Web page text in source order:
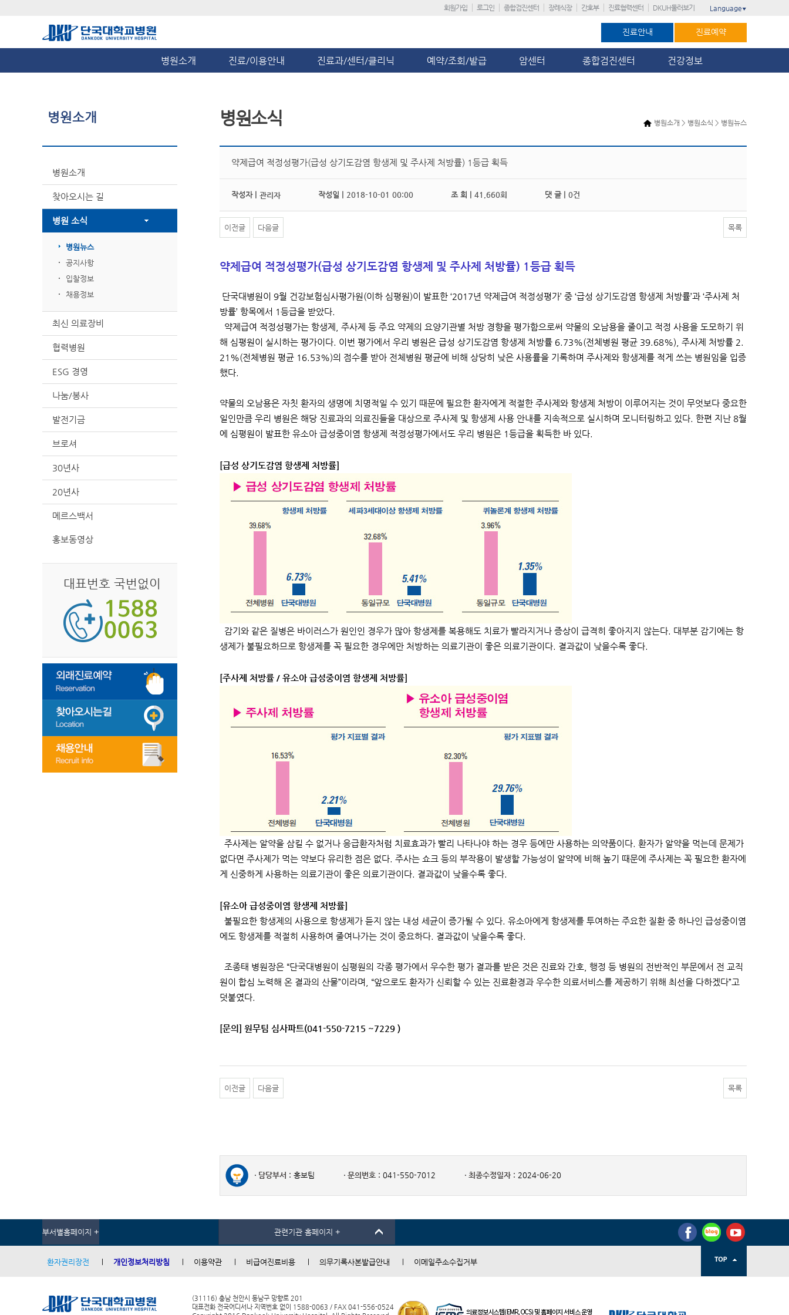
회원가입 로그인 종합검진센터 장례식장 간호부 진료협력센터 DKUH둘러보기 Language ▼
진료안내 진료예약
병원소개 진료/이용안내 진료과/센터/클리닉 예약/조회/발급 암센터 종합검진센터 건강정보
병원소개
병원소개
찾아오시는 길
병원 소식
병원뉴스
공지사항
입찰정보
채용정보
최신 의료장비
협력병원
ESG 경영
나눔/봉사
발전기금
브로셔
30년사
20년사
메르스백서
홍보동영상
대표번호 국번없이
병원소개 > 병원소식 > 병원뉴스
병원소식
약제급여 적정성평가(급성 상기도감염 항생제 및 주사제 처방률) 1등급 획득
작성자 | 관리자 작성일 | 2018-10-01 00:00 조 회 | 41,660회 댓 글 | 0건
이전글 다음글 목록
약제급여 적정성평가(급성 상기도감염 항생제 및 주사제 처방률) 1등급 획득
단국대병원이 9월 건강보험심사평가원(이하 심평원)이 발표한 ‘2017년 약제급여 적정성평가’ 중 ‘급성 상기도감염 항생제 처방률’과 ‘주사제 처
방률’ 항목에서 1등급을 받았다.
약제급여 적정성평가는 항생제, 주사제 등 주요 약제의 요양기관별 처방 경향을 평가함으로써 약물의 오남용을 줄이고 적정 사용을 도모하기 위
해 심평원이 실시하는 평가이다. 이번 평가에서 우리 병원은 급성 상기도감염 항생제 처방률 6.73%(전체병원 평균 39.68%), 주사제 처방률 2.
21%(전체병원 평균 16.53%)의 점수를 받아 전체병원 평균에 비해 상당히 낮은 사용률을 기록하며 주사제와 항생제를 적게 쓰는 병원임을 입증
했다.
약물의 오남용은 자칫 환자의 생명에 치명적일 수 있기 때문에 필요한 환자에게 적절한 주사제와 항생제 처방이 이루어지는 것이 무엇보다 중요한
일인만큼 우리 병원은 해당 진료과의 의료진들을 대상으로 주사제 및 항생제 사용 안내를 지속적으로 실시하며 모니터링하고 있다. 한편 지난 8월
에 심평원이 발표한 유소아 급성중이염 항생제 적정성평가에서도 우리 병원은 1등급을 획득한 바 있다.
[급성 상기도감염 항생제 처방률]
감기와 같은 질병은 바이러스가 원인인 경우가 많아 항생제를 복용해도 치료가 빨라지거나 증상이 급격히 좋아지지 않는다. 대부분 감기에는 항
생제가 불필요하므로 항생제를 꼭 필요한 경우에만 처방하는 의료기관이 좋은 의료기관이다. 결과값이 낮을수록 좋다.
[주사제 처방률 / 유소아 급성중이염 항생제 처방률]
주사제는 알약을 삼킬 수 없거나 응급환자처럼 치료효과가 빨리 나타나야 하는 경우 등에만 사용하는 의약품이다. 환자가 알약을 먹는데 문제가
없다면 주사제가 먹는 약보다 유리한 점은 없다. 주사는 쇼크 등의 부작용이 발생할 가능성이 알약에 비해 높기 때문에 주사제는 꼭 필요한 환자에
게 신중하게 사용하는 의료기관이 좋은 의료기관이다. 결과값이 낮을수록 좋다.
[유소아 급성중이염 항생제 처방률]
불필요한 항생제의 사용으로 항생제가 듣지 않는 내성 세균이 증가될 수 있다. 유소아에게 항생제를 투여하는 주요한 질환 중 하나인 급성중이염
에도 항생제를 적절히 사용하여 줄여나가는 것이 중요하다. 결과값이 낮을수록 좋다.
조종태 병원장은 “단국대병원이 심평원의 각종 평가에서 우수한 평가 결과를 받은 것은 진료와 간호, 행정 등 병원의 전반적인 부문에서 전 교직
원이 합심 노력해 온 결과의 산물”이라며, “앞으로도 환자가 신뢰할 수 있는 진료환경과 우수한 의료서비스를 제공하기 위해 최선을 다하겠다”고
덧붙였다.
[문의]​ 원무팀 심사파트(041-550-7215 ~7229 )
이전글 다음글 목록
담당부서 : 홍보팀 문의번호 : 041-550-7012 최종수정일자 : 2024-06-20
부서별홈페이지 + 관련기관 홈페이지 +
환자권리장전 개인정보처리방침 이용약관 비급여진료비용 의무기록사본발급안내 이메일주소수집거부
(31116) 충남 천안시 동남구 망향로 201
대표전화 전국어디서나 지역번호 없이 1588-0063 / FAX 041-556-0524